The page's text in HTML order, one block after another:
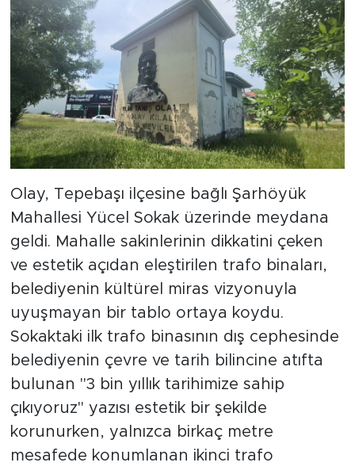
Olay, Tepebaşı ilçesine bağlı Şarhöyük
Mahallesi Yücel Sokak üzerinde meydana
geldi. Mahalle sakinlerinin dikkatini çeken
ve estetik açıdan eleştirilen trafo binaları,
belediyenin kültürel miras vizyonuyla
uyuşmayan bir tablo ortaya koydu.
Sokaktaki ilk trafo binasının dış cephesinde
belediyenin çevre ve tarih bilincine atıfta
bulunan "3 bin yıllık tarihimize sahip
çıkıyoruz" yazısı estetik bir şekilde
korunurken, yalnızca birkaç metre
mesafede konumlanan ikinci trafo